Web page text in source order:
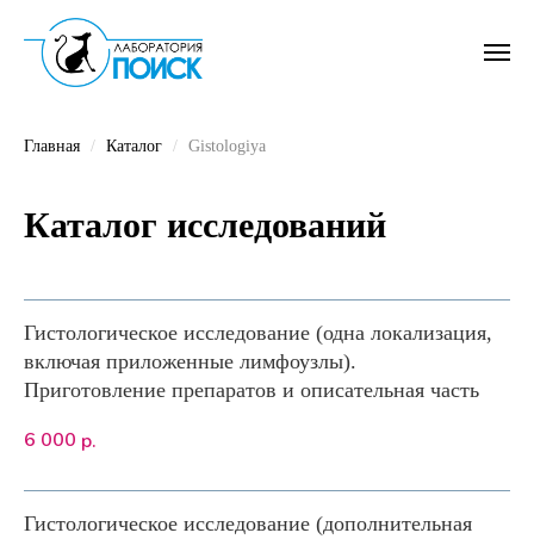
Главная Каталог Gistologiya
Каталог исследований
Гистологическое исследование (одна локализация,
включая приложенные лимфоузлы).
Приготовление препаратов и описательная часть
6 000 р.
Гистологическое исследование (дополнительная